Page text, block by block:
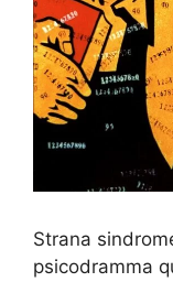
Strana
psicodramma